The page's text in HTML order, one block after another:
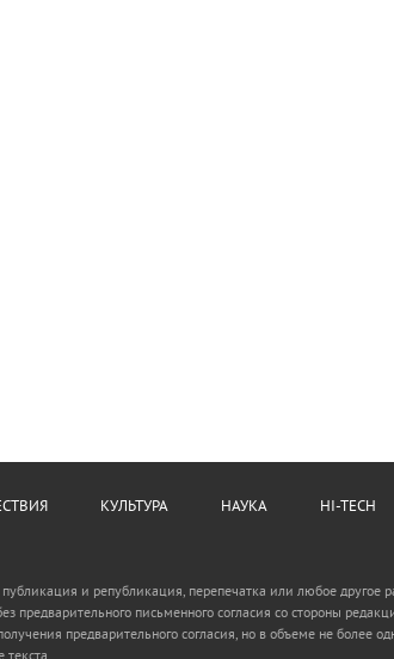
КУЛЬТУРА НАУКА HI-TECH
и републикация, перепечатка или любое
предварительного письменного согласия со стороны
предварительного согласия, но в объеме не более